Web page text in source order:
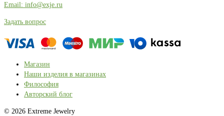
Email: info@exje.ru
Задать вопрос
Магазин
Наши изделия в магазинах
Философия
Авторский блог
© 2026 Extreme Jewelry